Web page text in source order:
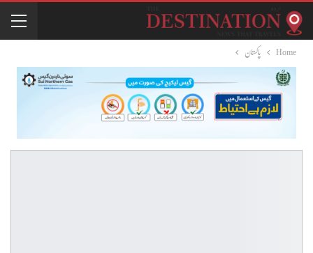
Home پاکستان